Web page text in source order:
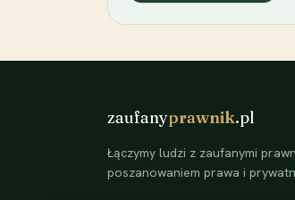
zaufanyprawnik.pl
Łączymy ludzi z zaufanymi
poszanowaniem prawa i